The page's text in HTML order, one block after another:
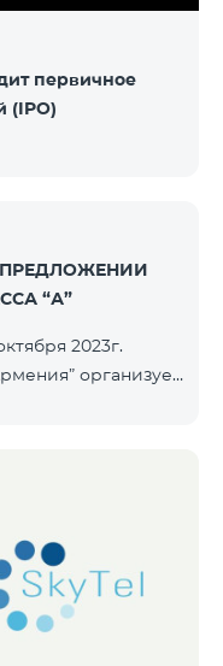
первичное
(IPO)
“А”
2023г.
организует
драмов ОРГАНИЗАТОР